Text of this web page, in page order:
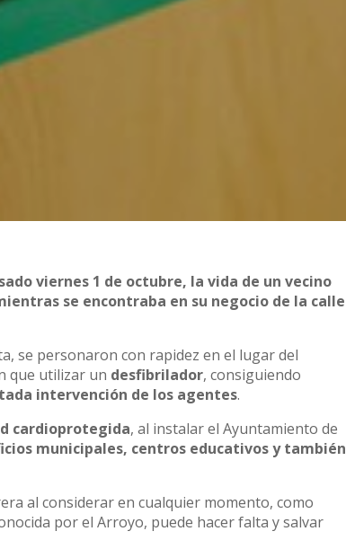
viernes 1 de octubre, la vida de un vecino
se encontraba en su negocio de la calle
se personaron con rapidez en el lugar del
que utilizar un desfibrilador, consiguiendo
intervención de los agentes.
cardioprotegida, al instalar el Ayuntamiento de
municipales, centros educativos y también
al considerar en cualquier momento, como
por el Arroyo, puede hacer falta y salvar